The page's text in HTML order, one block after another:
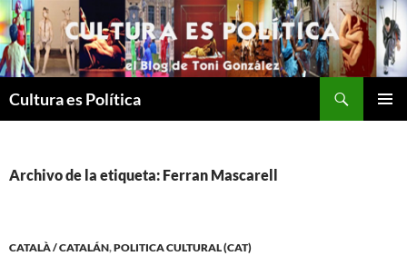
Saltar
al
contenido
Cultura es Política
Archivo de la etiqueta: Ferran Mascarell
CATALÀ / CATALÁN,POLITICA CULTURAL (CAT)